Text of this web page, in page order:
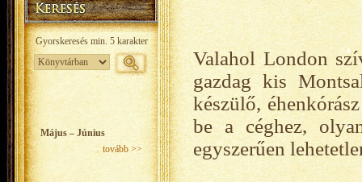
Május – Június
tovább >>
Valahol London
gazdag kis
készülő,
be a céghez,
egyszerűen